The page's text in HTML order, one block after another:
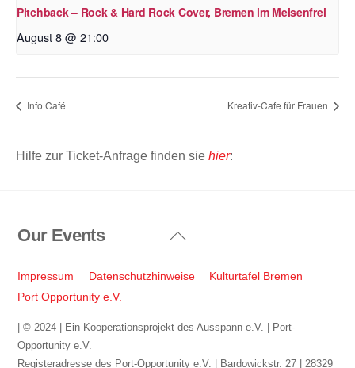
Pitchback – Rock & Hard Rock Cover, Bremen im Meisenfrei
August 8 @ 21:00
Info Café Kreativ-Cafe für Frauen
Hilfe zur Ticket-Anfrage finden sie hier:
Back
Top
Our Events
Impressum Datenschutzhinweise
Kulturtafel Bremen
Port Opportunity e.V.
| © 2024 | Ein Kooperationsprojekt des Ausspann e.V. | Port-
Opportunity e.V.
Registeradresse des Port-Opportunity e.V. | Bardowickstr. 27 | 28329